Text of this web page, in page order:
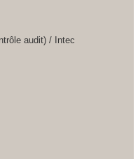
audit) / Intec